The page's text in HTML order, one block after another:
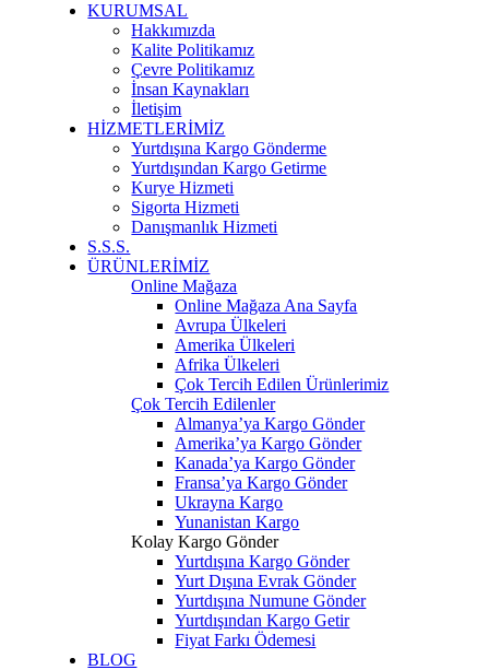
KURUMSAL
Hakkımızda
Kalite Politikamız
Çevre Politikamız
İnsan Kaynakları
İletişim
HİZMETLERİMİZ
Yurtdışına Kargo Gönderme
Yurtdışından Kargo Getirme
Kurye Hizmeti
Sigorta Hizmeti
Danışmanlık Hizmeti
S.S.S.
ÜRÜNLERİMİZ
Online Mağaza
Online Mağaza Ana Sayfa
Avrupa Ülkeleri
Amerika Ülkeleri
Afrika Ülkeleri
Çok Tercih Edilen Ürünlerimiz
Çok Tercih Edilenler
Almanya’ya Kargo Gönder
Amerika’ya Kargo Gönder
Kanada’ya Kargo Gönder
Fransa’ya Kargo Gönder
Ukrayna Kargo
Yunanistan Kargo
Kolay Kargo Gönder
Yurtdışına Kargo Gönder
Yurt Dışına Evrak Gönder
Yurtdışına Numune Gönder
Yurtdışından Kargo Getir
Fiyat Farkı Ödemesi
BLOG